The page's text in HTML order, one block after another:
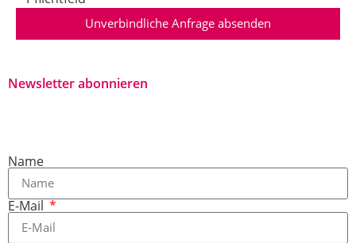
Unverbindliche Anfrage absenden
Newsletter abonnieren
Name
E-Mail